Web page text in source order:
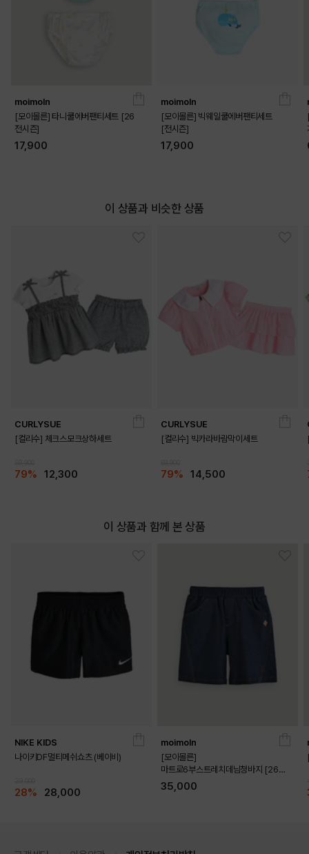
moimoln
[모이몰른] 타니쿨에버팬티세트 [26
전시즌]
17,900
moimoln
[모이몰른] 빅웨일쿨에버팬티세트
[전시즌]
17,900
이 상품과 비슷한 상품
CURLYSUE
[컬리수] 체크스모크상하세트
79% 12,300
CURLYSUE
[컬리수] 빅카라바람막이세트
79% 14,500
이 상품과 함께 본 상품
NIKE KIDS
나이키DF멀티메쉬쇼츠 (베이비)
28% 28,000
moimoln
[모이몰른]
마트로6부스트레치데님청바지 [26
가을]
35,000